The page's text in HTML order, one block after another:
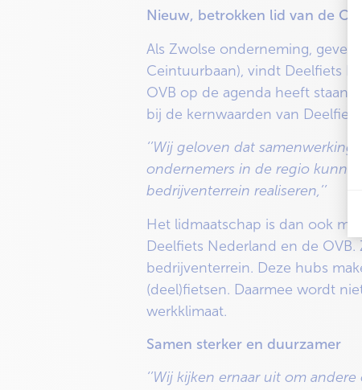
Nieuw, betrokken lid van de OVB
Als Zwolse onderneming,
Ceintuurbaan), vindt Deelfiets
OVB op de agenda heeft
bij de kernwaarden van
‘’Wij geloven dat
ondernemers in de regio
bedrijventerrein realiseren,’’
Het lidmaatschap is dan ook
Deelfiets Nederland en de
bedrijventerrein. Deze hubs
(deel)fietsen. Daarmee wordt
werkklimaat.
Samen sterker en duurzamer
‘’Wij kijken ernaar uit om